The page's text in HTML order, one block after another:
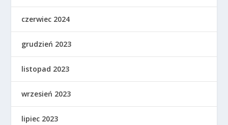
czerwiec 2024
grudzień 2023
listopad 2023
wrzesień 2023
lipiec 2023